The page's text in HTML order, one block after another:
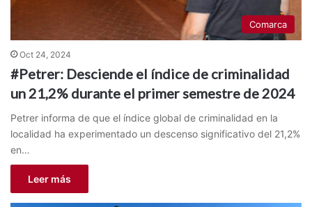
Comarca
Oct 24, 2024
#Petrer: Desciende el índice de criminalidad
un 21,2% durante el primer semestre de 2024
Petrer informa de que el índice global de criminalidad en la
localidad ha experimentado un descenso significativo del 21,2%
en…
Leer más